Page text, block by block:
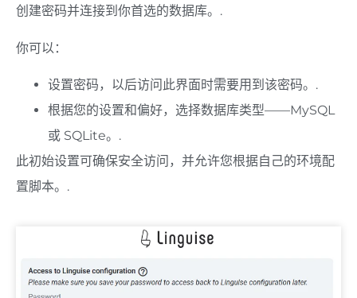
创建密码并连接到你首选的数据库。.
你可以：
设置密码，以后访问此界面时需要用到该密码。.
根据您的设置和偏好，选择数据库类型——MySQL
或 SQLite。.
此初始设置可确保安全访问，并允许您根据自己的环境配
置脚本。.